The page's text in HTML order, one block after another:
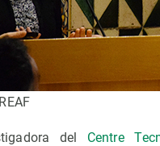
del Centre